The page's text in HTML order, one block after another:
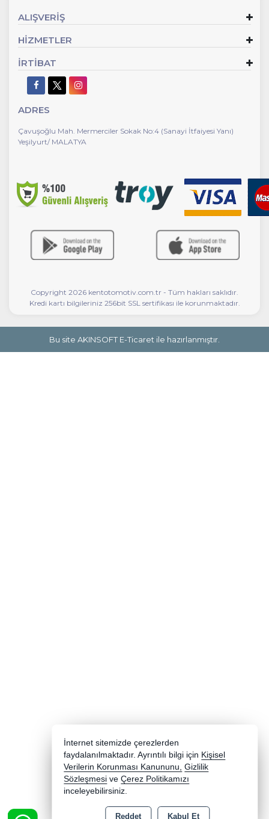
ALIŞVERİŞ
HİZMETLER
İRTİBAT
ADRES
Çavuşoğlu Mah. Mermerciler Sokak No:4 (Sanayi İtfaiyesi Yanı)
Yeşilyurt/ MALATYA
Copyright 2026 kentotomotiv.com.tr - Tüm hakları saklıdır.
Kredi kartı bilgileriniz 256bit SSL sertifikası ile korunmaktadır.
Bu site AKINSOFT E-Ticaret ile hazırlanmıştır.
İnternet sitemizde çerezlerden
faydalanılmaktadır. Ayrıntılı bilgi için Kişisel
Verilerin Korunması Kanununu, Gizlilik
Sözleşmesi ve Çerez Politikamızı
inceleyebilirsiniz.
Reddet Kabul Et